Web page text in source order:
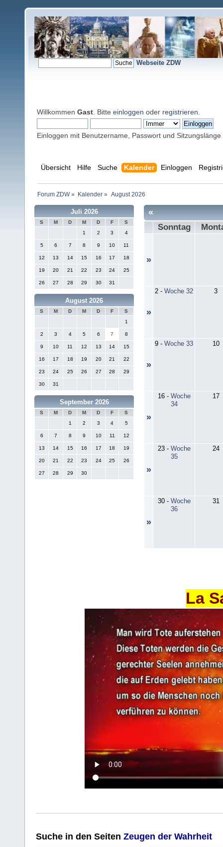
Webseite ZDW
Willkommen Gast . Bitte einloggen oder registrieren
Einloggen mit Benutzername, Passwort und Sitzungslänge
Übersicht Hilfe Suche Kalender Einloggen
Forum ZDW» Kalender » August 2026
Juli 2026
S M D M D F
S
1
2 3 4
5 6 7 8 9 10 11
12 13 14 15 16 17 18
19 20 21 22 23 24 25
26 27 28 29 30 31
August 2026
S M D M D F
S
1
2 3 4 5 6 7 8
9 10 11 12 13 14 15
16 17 18 19 20 21 22
23 24 25 26 27 28 29
30 31
September 2026
S M D M D F
S
1
2 3 4 5
6 7 8 9 10 11 12
13 14 15 16 17 18 19
20 21 22 23 24 25 26
27 28 29 30
«
Sonntag
»
»
2 - Woche 32 3
»
9 - Woche 33 10
»
16- Woche
34
17
»
23- Woche
35
24
»
30- Woche
36
31
La
Suche in den Seiten Zeugen der Wahrheit